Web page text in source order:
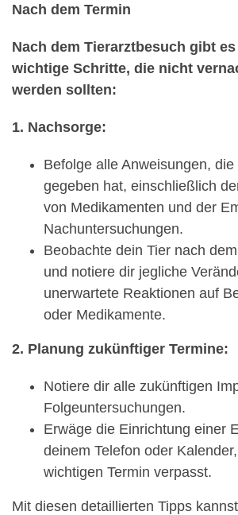
Nach dem Termin
Nach dem Tierarztbesuch gibt
wichtige Schritte, die nicht
werden sollten:
1. Nachsorge:
Befolge alle Anweisungen,
gegeben hat, einschließlich
von Medikamenten und der
Nachuntersuchungen.
Beobachte dein Tier nach
und notiere dir jegliche
unerwartete Reaktionen auf
oder Medikamente.
2. Planung zukünftiger Termine:
Notiere dir alle zukünftigen
Folgeuntersuchungen.
Erwäge die Einrichtung einer
deinem Telefon oder
wichtigen Termin verpasst.
Mit diesen detaillierten Tipps